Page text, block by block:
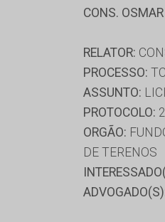
CONS.
RELATOR:
PROCESSO:
ASSUNTO:
PROTOCOLO:
ORGÃO:
DE TERENOS